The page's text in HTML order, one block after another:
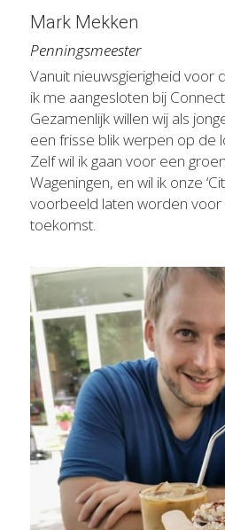
Mark Mekken
Penningsmeester
Vanuit nieuwsgierigheid voor
ik me aangesloten bij
Gezamenlijk willen wij als
een frisse blik werpen op de
Zelf wil ik gaan voor een
Wageningen, en wil ik onze
voorbeeld laten worden
toekomst.